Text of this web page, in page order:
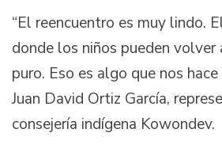
“El reencuentro es muy lindo.
donde los niños pueden volver
puro. Eso es algo que nos
Juan David Ortiz García,
consejería indígena Kowondev.